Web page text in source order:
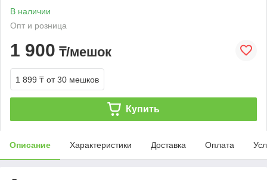
В наличии
Опт и розница
1 900 ₸/мешок
1 899 ₸ от 30 мешков
Купить
Описание Характеристики Доставка Оплата